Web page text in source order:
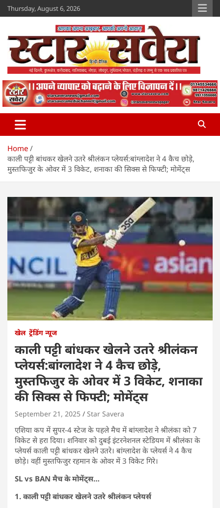
Skip
to
Thursday, August 6, 2026
Star Savera
www.starsavera.com
Home
काली पट्टी बांधकर खेलने उतरे श्रीलंकन प्लेयर्स:बांग्लादेश ने 4 कैच छोड़े,
मुस्तफिजुर के ओवर में 3 विकेट, शनाका की सिक्स से फिफ्टी; मोमेंट्स
खेल ट्रेंडिंग न्यूज
काली पट्टी बांधकर खेलने उतरे श्रीलंकन
प्लेयर्स:बांग्लादेश ने 4 कैच छोड़े,
मुस्तफिजुर के ओवर में 3 विकेट, शनाका
की सिक्स से फिफ्टी; मोमेंट्स
September 21, 2025 Star Savera
एशिया कप में सुपर-4 स्टेज के पहले मैच में बांग्लादेश ने श्रीलंका को 7
विकेट से हरा दिया। शनिवार को दुबई इंटरनेशनल स्टेडियम में श्रीलंका के
प्लेयर्स काली पट्टी बांधकर खेलने उतरे। बांग्लादेश के प्लेयर्स ने 4 कैच
छोड़े। वहीं मुस्तफिजुर रहमान के ओवर में 3 विकेट गिरे।
SL vs BAN मैच के मोमेंट्स…
1. काली पट्टी बांधकर खेलने उतरे श्रीलंकन प्लेयर्स